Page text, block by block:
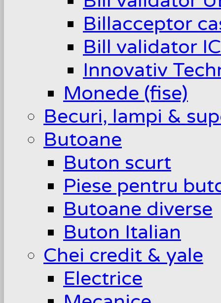
Billacceptor
Bill validator
Innovativ
Monede (fise)
Becuri, lampi &
Butoane
Buton scurt
Piese pentru
Butoane diverse
Buton Italian
Chei credit & yale
Electrice